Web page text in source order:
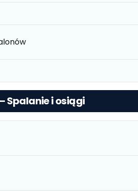
Spalanie i osiągi